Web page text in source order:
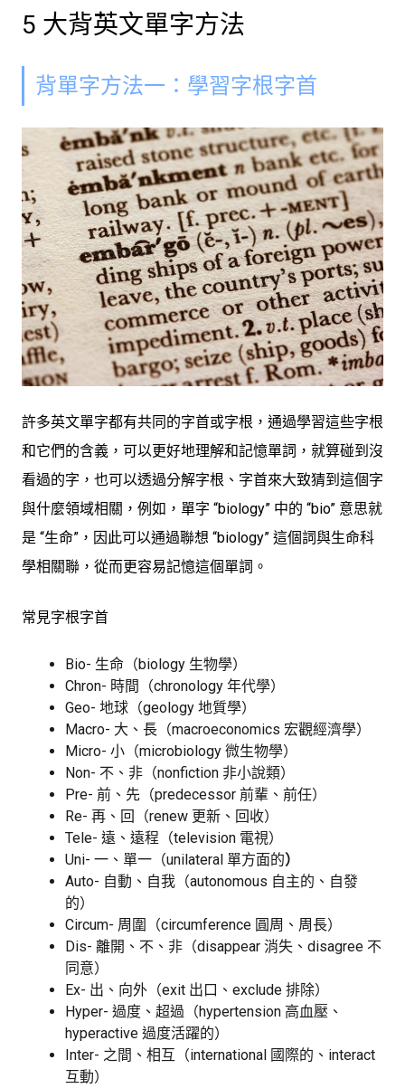
5 大背英文單字方法
背單字方法一：學習字根字首
許多英文單字都有共同的字首或字根，通過學習這些字根
和它們的含義，可以更好地理解和記憶單詞，就算碰到沒
看過的字，也可以透過分解字根、字首來大致猜到這個字
與什麼領域相關，例如，單字 “biology” 中的 “bio” 意思就
是 “生命”，因此可以通過聯想 “biology” 這個詞與生命科
學相關聯，從而更容易記憶這個單詞。
常見字根字首
Bio- 生命（biology 生物學）
Chron- 時間（chronology 年代學）
Geo- 地球（geology 地質學）
Macro- 大、長（macroeconomics 宏觀經濟學）
Micro- 小（microbiology 微生物學）
Non- 不、非（nonfiction 非小說類）
Pre- 前、先（predecessor 前輩、前任）
Re- 再、回（renew 更新、回收）
Tele- 遠、遠程（television 電視）
Uni- 一、單一（unilateral 單方面的）
Auto- 自動、自我（autonomous 自主的、自發
的）
Circum- 周圍（circumference 圓周、周長）
Dis- 離開、不、非（disappear 消失、disagree 不
同意）
Ex- 出、向外（exit 出口、exclude 排除）
Hyper- 過度、超過（hypertension 高血壓、
hyperactive 過度活躍的）
Inter- 之間、相互（international 國際的、interact
互動）